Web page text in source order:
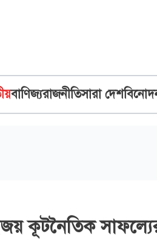
বাণিজ্যরাজনীতিসারা দেশ
কূটনৈতিক